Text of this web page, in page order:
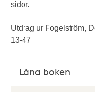
sidor.
Utdrag ur Fogelström,
13-47
Låna boken